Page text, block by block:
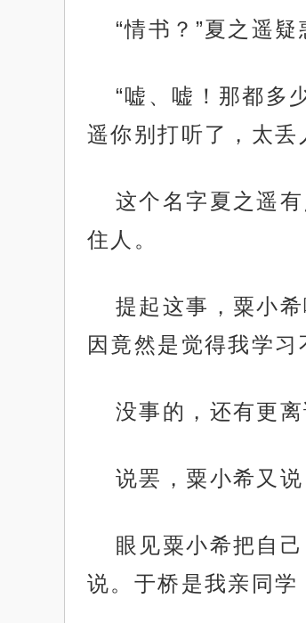
“情书？”夏之遥疑
“嘘、嘘！那都多
遥你别打听了，太丢
这个名字夏之遥
住人。
提起这事，粟小
因竟然是觉得我学
没事的，还有更
说罢，粟小希又
眼见粟小希把自
说。于桥是我亲同学